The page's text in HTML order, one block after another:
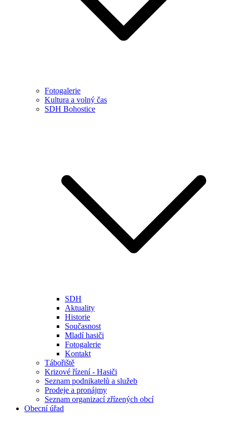
Fotogalerie
Kultura a volný čas
SDH Bohostice
SDH
Aktuality
Historie
Současnost
Mladí hasiči
Fotogalerie
Kontakt
Tábořiště
Krizové řízení - Hasiči
Seznam podnikatelů a služeb
Prodeje a pronájmy
Seznam organizací zřízených obcí
Obecní úřad